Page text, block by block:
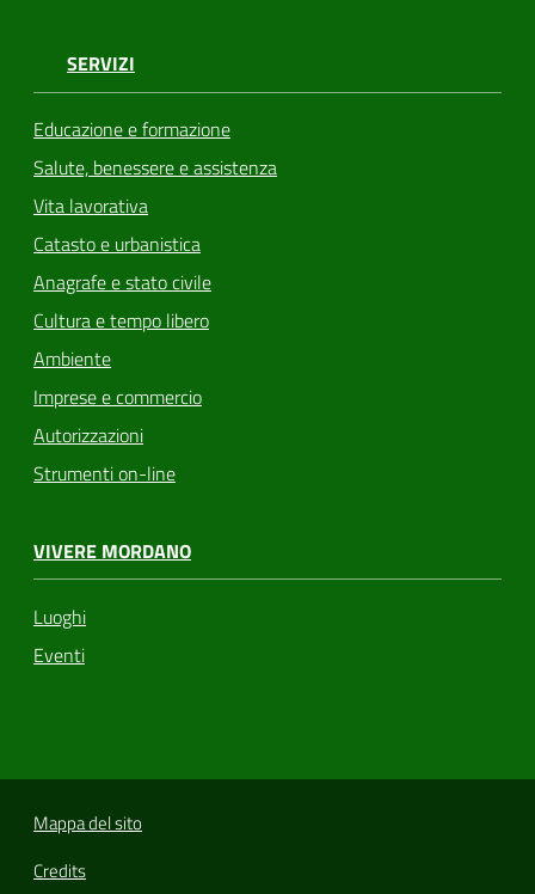
SERVIZI
Educazione e formazione
Salute, benessere e assistenza
Vita lavorativa
Catasto e urbanistica
Anagrafe e stato civile
Cultura e tempo libero
Ambiente
Imprese e commercio
Autorizzazioni
Strumenti on-line
VIVERE MORDANO
Luoghi
Eventi
Mappa del sito
Credits